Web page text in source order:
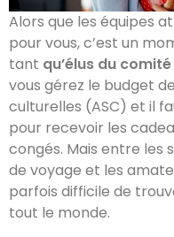
Alors que les équipes
pour vous, c’est un
tant qu’élus du
vous gérez le budget
culturelles (ASC) et il
pour recevoir les
congés. Mais entre les
de voyage et les
parfois difficile de
tout le monde.